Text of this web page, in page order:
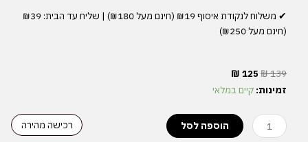
✔︎ משלוח לנקודת איסוף ₪19 (חינם מעל ₪180) | שליח עד הבית: ₪39
(חינם מעל ₪250)
₪139
המחיר
המקורי
₪ 139.
₪ 125
הנוכחי
₪ 125.
זמינות: קיים במלאי
רכישה מהירה
כמות
סט
גלאדיס
הוספה לסל